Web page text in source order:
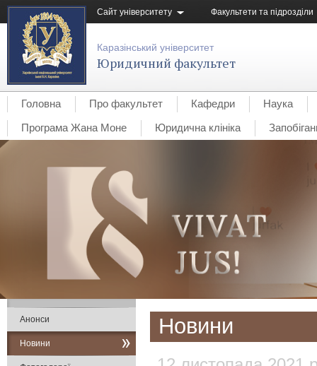
Сайт університету Факультети та підрозділи
Каразінський університет
Юридичний факультет
Головна Про факультет Кафедри
Наука
Програма Жана Моне
Юридична клініка
Новини
Анонси
Новини